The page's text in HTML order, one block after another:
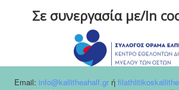
Σε συνεργασία με/In
Email: info@kallitheahalf.gr ή